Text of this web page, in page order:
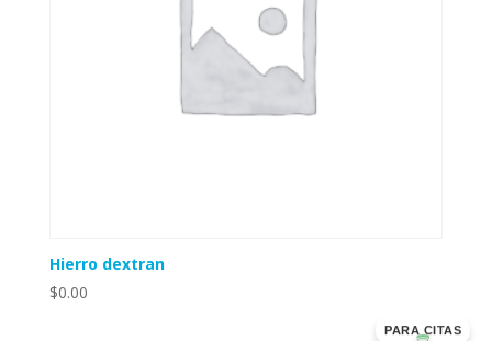
Hierro dextran
$0.00
PARA CITAS